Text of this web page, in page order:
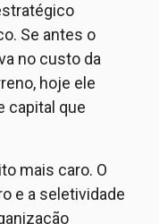
Se antes o
no custo da
hoje ele
capital que
mais caro. O
e a seletividade